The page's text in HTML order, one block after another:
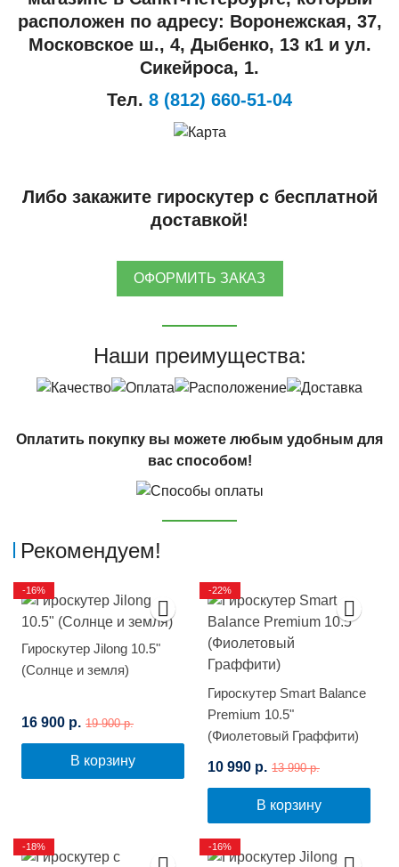
расположен по адресу: Воронежская, 37,
Московское ш., 4, Дыбенко, 13 к1 и ул.
Сикейроса, 1.
Тел. 8 (812) 660-51-04
Либо закажите гироскутер с бесплатной
доставкой!
ОФОРМИТЬ ЗАКАЗ
Наши преимущества:
Оплатить покупку вы можете любым удобным для
вас способом!
Рекомендуем!
Гироскутер Jilong 10.5"
(Солнце и земля)
16 900 р. 19 900 р.
В корзину
-16%
Гироскутер Smart Balance
Premium 10.5"
(Фиолетовый Граффити)
10 990 р. 13 990 р.
В корзину
-22%
-18% -16%